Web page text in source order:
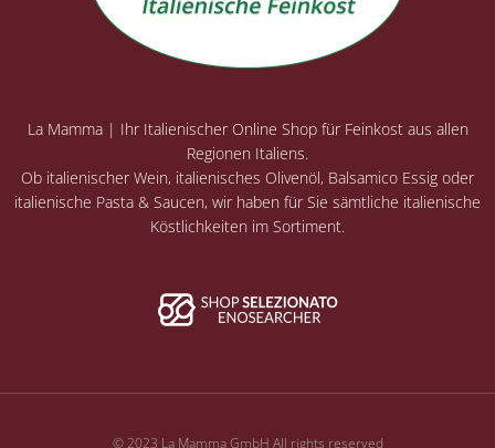
La Mamma | Ihr Italienischer Online Shop für Feinkost aus allen
Regionen Italiens.
Ob italienischer Wein, italienisches Olivenöl, Balsamico Essig oder
italienische Pasta & Saucen, wir haben für Sie sämtliche italienische
Köstlichkeiten im Sortiment.
© 2023 La Mamma GmbH All rights reserved